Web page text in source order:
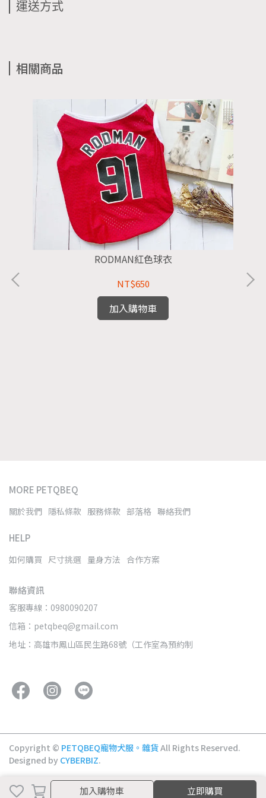
加入購物車
加入購物車 立即購買
運送方式
相關商品
RODMAN紅色球衣
NT$650
加入購物車
MORE PETQBEQ
關於我們 隱私條款 服務條款 部落格 聯絡我們
HELP
如何購買 尺寸挑選 量身方法 合作方案
聯絡資訊
客服專線：0980090207
信箱：petqbeq@gmail.com
地址：高雄市鳳山區民生路68號（工作室為預約制
Copyright © PETQBEQ寵物犬服。雜貨All Rights Reserved.
Designed by CYBERBIZ.